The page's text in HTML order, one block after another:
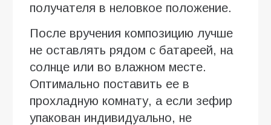
получателя в неловкое положение.
После вручения композицию лучше
не оставлять рядом с батареей, на
солнце или во влажном месте.
Оптимально поставить ее в
прохладную комнату, а если зефир
упакован индивидуально, не